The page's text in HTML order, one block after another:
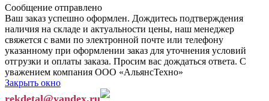
Сообщение отправлено
Ваш заказ успешно оформлен. Дождитесь подтверждения
наличия на складе и актуальности цены, наш менеджер
свяжется с вами по электронной почте или телефону
указанному при оформлении заказ для уточнения условий
отгрузки и оплаты заказа. Просим вас дождаться ответа. С
уважением компания ООО «АльянсТехно»
Закрыть окно
rekdetal@yandex.ru